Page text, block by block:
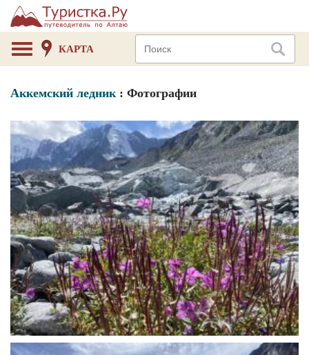
КАРТА
Аккемский ледник: Фотографии